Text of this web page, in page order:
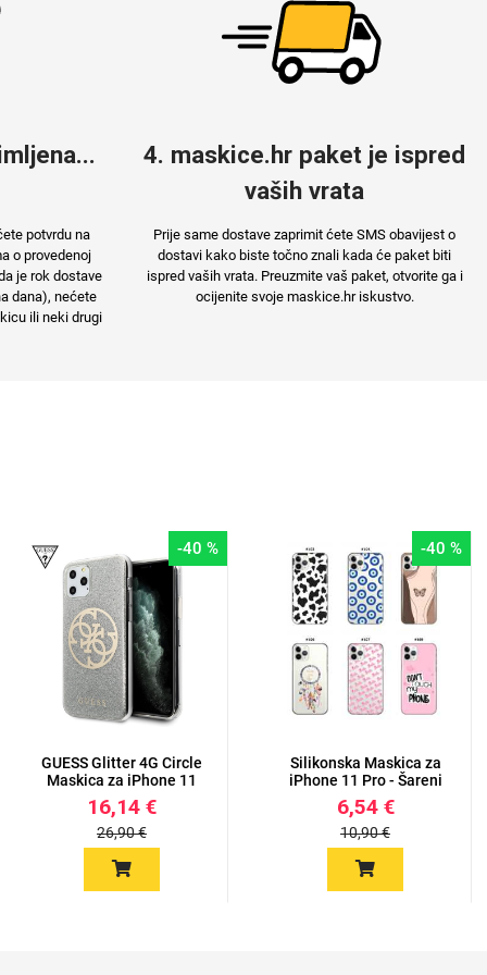
potvrdu na
o provedenoj
je rok dostave
dana), nećete
ili neki drugi
4. maskice.hr paket je ispred
vaših vrata
Prije same dostave zaprimit ćete SMS obavijest o
dostavi kako biste točno znali kada će paket biti
ispred vaših vrata. Preuzmite vaš paket, otvorite ga i
ocijenite svoje maskice.hr iskustvo.
-40 %
GUESS Glitter 4G Circle
Maskica za iPhone 11
P...
16,14 €
26,90 €
-40 %
Silikonska Maskica za
iPhone 11 Pro - Šareni
m...
6,54 €
10,90 €